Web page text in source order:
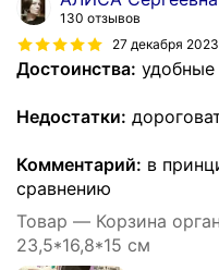
130 отзывов
27 декабря 2023
Достоинства: удобные
Недостатки:
Комментарий: в
сравнению
Товар — Корзина
23,5*16,8*15 см